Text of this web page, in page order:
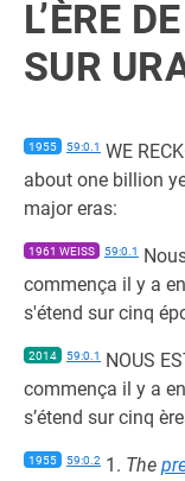
L’ÈRE
SUR
1955 59:0.1 WE
about one billion
major eras:
1961 WEISS 59:0.1
commença il y a
s'étend sur cinq
2014 59:0.1 NOUS
commença il y a
s’étend sur cinq
1955 59:0.2 1. The